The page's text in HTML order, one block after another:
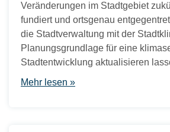
Veränderungen im Stadtgebiet
fundiert und ortsgenau
die Stadtverwaltung mit der
Planungsgrundlage für eine
Stadtentwicklung aktualisieren
Mehr lesen »